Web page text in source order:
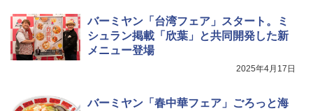
4
TOSHIBA(東芝) スチームオーブンレン
ジ 石窯ドーム ER-D80A(K) ブラック 25
0℃ 1段調理 フラットテーブル 電子レン
ジ 赤外線センサー ノンフライ調理 簡単
バーミヤン「台湾フェア」スタート。ミ
シュラン掲載「欣葉」と共同開発した新
メニュー登場
2025年4月17日
バーミヤン「春中華フェア」ごろっと海